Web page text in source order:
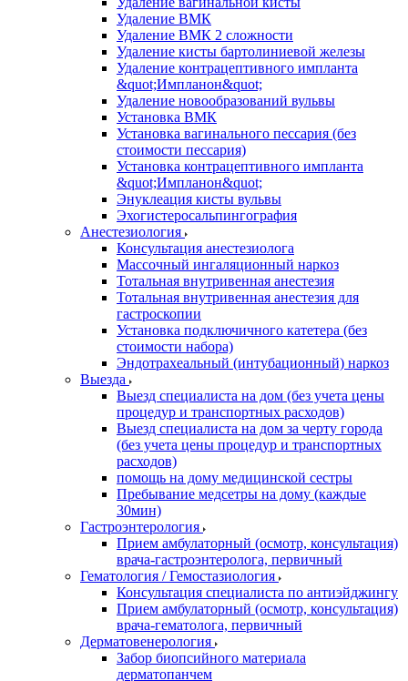
Удаление ВМК
Удаление ВМК 2 сложности
Удаление кисты бартолиниевой железы
Удаление контрацептивного импланта
&quot;Импланон&quot;
Удаление новообразований вульвы
Установка ВМК
Установка вагинального пессария (без
стоимости пессария)
Установка контрацептивного импланта
&quot;Импланон&quot;
Энуклеация кисты вульвы
Эхогистеросальпингография
Анестезиология
Консультация анестезиолога
Массочный ингаляционный наркоз
Тотальная внутривенная анестезия
Тотальная внутривенная анестезия для
гастроскопии
Установка подключичного катетера (без
стоимости набора)
Эндотрахеальный (интубационный) наркоз
Выезда
Выезд специалиста на дом (без учета цены
процедур и транспортных расходов)
Выезд специалиста на дом за черту города
(без учета цены процедур и транспортных
расходов)
помощь на дому медицинской сестры
Пребывание медсетры на дому (каждые
30мин)
Гастроэнтерология
Прием амбулаторный (осмотр, консультация)
врача-гастроэнтеролога, первичный
Гематология / Гемостазиология
Консультация специалиста по антиэйджингу
Прием амбулаторный (осмотр, консультация)
врача-гематолога, первичный
Дерматовенерология
Забор биопсийного материала
дерматопанчем